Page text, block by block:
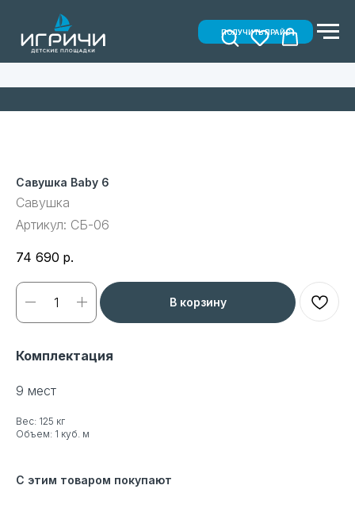
ПОЛУЧИТЬ ПРАЙС
Савушка Baby 6
Савушка
Артикул: СБ-06
74 690 р.
В корзину
Комплектация
9 мест
Вес: 125 кг
Объем: 1 куб. м
С этим товаром покупают